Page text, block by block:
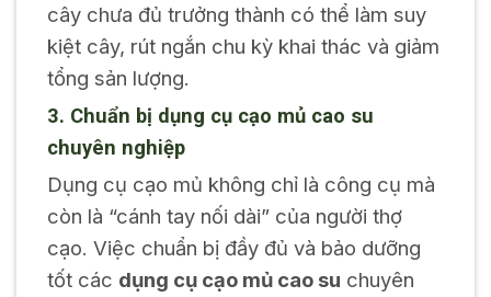
cây chưa đủ trưởng thành có thể làm suy
kiệt cây, rút ngắn chu kỳ khai thác và giảm
tổng sản lượng.
3. Chuẩn bị dụng cụ cạo mủ cao su
chuyên nghiệp
Dụng cụ cạo mủ không chỉ là công cụ mà
còn là “cánh tay nối dài” của người thợ
cạo. Việc chuẩn bị đầy đủ và bảo dưỡng
tốt các dụng cụ cạo mủ cao su chuyên